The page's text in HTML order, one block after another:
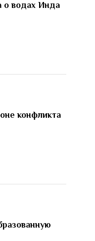
о водах Инда
конфликта